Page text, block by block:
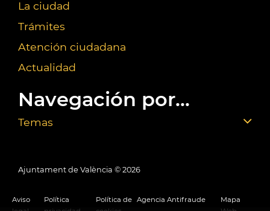
La ciudad
Trámites
Atención ciudadana
Actualidad
Navegación por...
Temas
Ajuntament de València © 2026
Aviso
Política
Política de Agencia Antifraude
Mapa